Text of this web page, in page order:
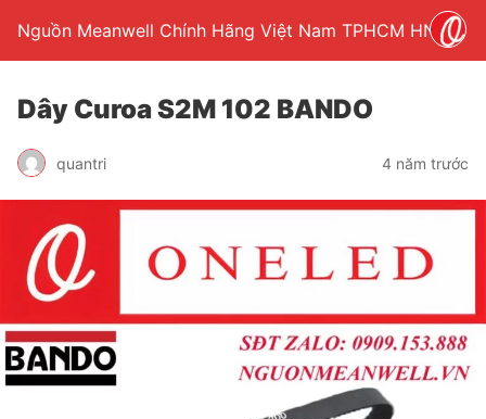
Nguồn Meanwell Chính Hãng Việt Nam TPHCM HN
Dây Curoa S2M 102 BANDO
quantri 4 năm trước